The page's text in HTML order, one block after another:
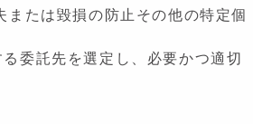
たは毀損の防止その他の特定個
委託先を選定し、必要かつ適切